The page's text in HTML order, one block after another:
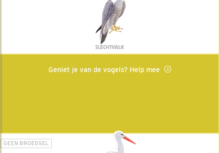
SLECHTVALK
Geniet je van de vogels? Help mee
GEEN BROEDSEL